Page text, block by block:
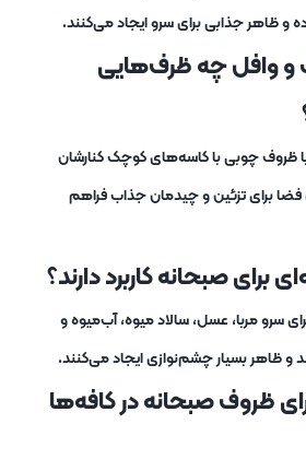
و ظاهر جذابی برای سرو ایجاد می‌کنند.
و وافل چه ظرف‌هایی
ظروف چوبی با کاسه‌های کوچک کنارشان
برای تزئین و چیدمان جذاب فراهم
سرو مربا، عسل، سالاد میوه، آب‌میوه و
ظاهر بسیار چشم‌نوازی ایجاد می‌کنند.
ظروف صبحانه در کافه‌ها